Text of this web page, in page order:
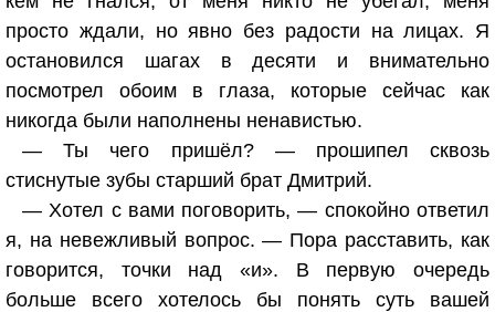
просто ждали, но явно без радости на лицах. Я
остановился шагах в десяти и внимательно
посмотрел обоим в глаза, которые сейчас как
никогда были наполнены ненавистью.
— Ты чего пришёл? — прошипел сквозь
стиснутые зубы старший брат Дмитрий.
— Хотел с вами поговорить, — спокойно ответил
я, на невежливый вопрос. — Пора расставить, как
говорится, точки над «и». В первую очередь
больше всего хотелось бы понять суть вашей